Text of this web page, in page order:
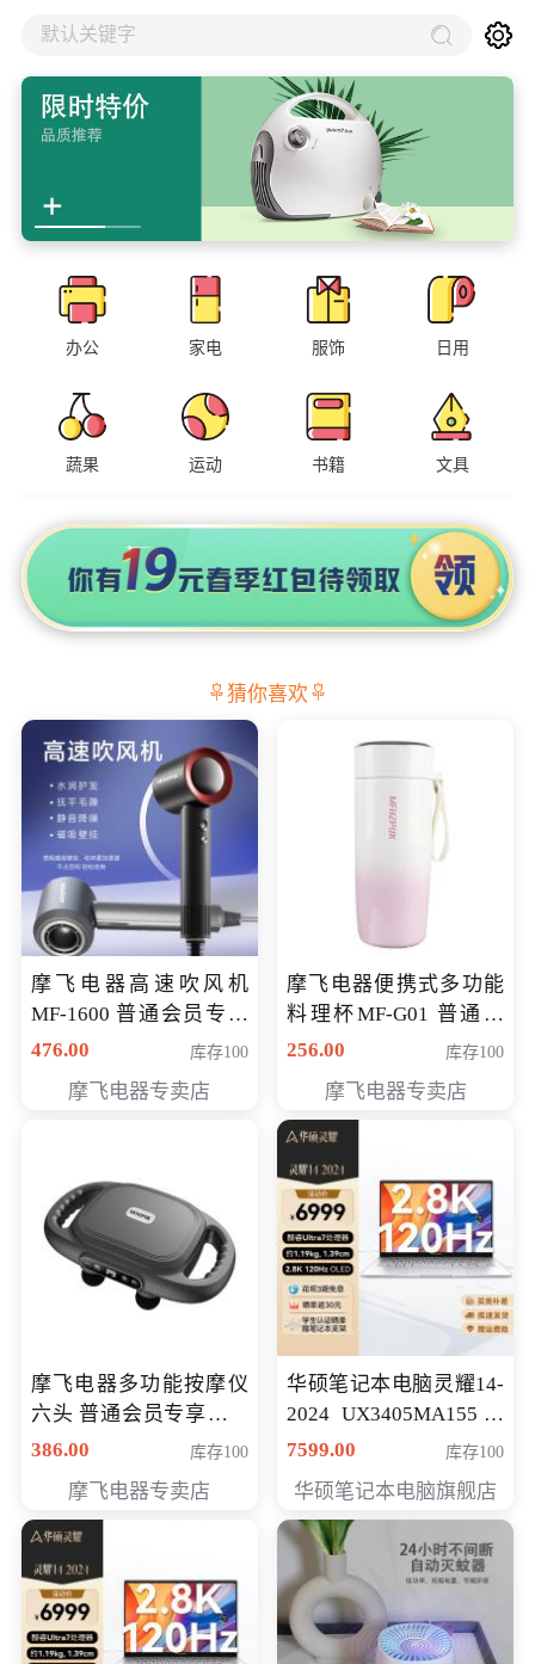
默认关键字
办公 家电 服饰 日用
蔬果 运动 书籍 文具
猜你喜欢
摩飞电器高速吹风机
MF-1600 普通会员专享
价298元
476.00 库存100
摩飞电器专卖店
摩飞电器便携式多功能
料理杯MF-G01 普通会
员专享价格118元
256.00 库存100
摩飞电器专卖店
摩飞电器多功能按摩仪
六头 普通会员专享价格
199元
386.00 库存100
摩飞电器专卖店
华硕笔记本电脑灵耀14-
2024 UX3405MA155冰
川银 oled 智慧轻薄本 会
7599.00 库存100
华硕笔记本电脑旗舰店